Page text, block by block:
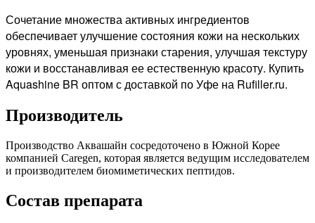
Сочетание множества активных ингредиентов
обеспечивает улучшение состояния кожи на нескольких
уровнях, уменьшая признаки старения, улучшая текстуру
кожи и восстанавливая ее естественную красоту. Купить
Aquashine BR оптом с доставкой по Уфе на Rufiller.ru.
Производитель
Производство Аквашайн сосредоточено в Южной Корее
компанией Caregen, которая является ведущим исследователем
и производителем биомиметических пептидов.
Состав препарата